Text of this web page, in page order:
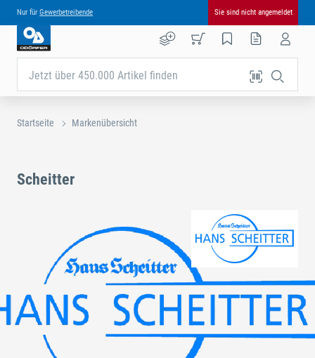
Nur für Gewerbetreibende Sie sind nicht angemeldet
Jetzt über 450.000 Artikel finden
Startseite Markenübersicht
Scheitter